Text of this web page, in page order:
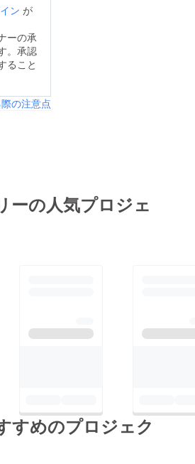
ン が
ーの承
。承認
ること
の注意点
ーの人気プロジェ
すめのプロジェク